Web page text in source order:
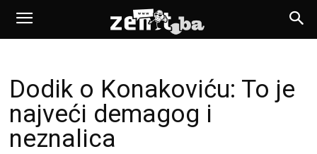
Dodik o Konakoviću: To je
najveći demagog i
neznalica